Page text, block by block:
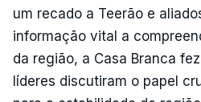
um recado a Teerão e
informação vital a
da região, a Casa Branca
líderes discutiram o papel